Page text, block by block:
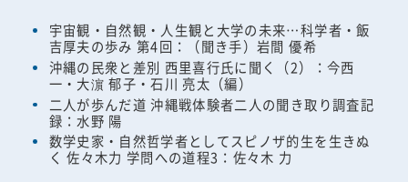
宇宙観・自然観・人生観と大学の未来…科学者・飯
吉厚夫の歩み 第4回：（聞き手）岩間 優希
沖縄の民衆と差別 西里喜行氏に聞く（2）：今西
一・大濵 郁子・石川 亮太（編）
二人が歩んだ道 沖縄戦体験者二人の聞き取り調査記
録：水野 陽
数学史家・自然哲学者としてスピノザ的生を生きぬ
く 佐々木力 学問への道程3：佐々木 力